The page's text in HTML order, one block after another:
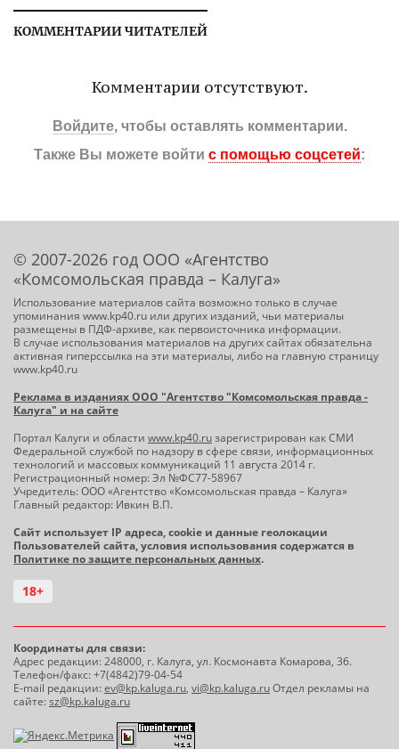
КОММЕНТАРИИ ЧИТАТЕЛЕЙ
Комментарии отсутствуют.
Войдите, чтобы оставлять комментарии.
Также Вы можете войти с помощью соцсетей:
© 2007-2026 год ООО «Агентство
«Комсомольская правда – Калуга»
Использование материалов сайта возможно только в случае
упоминания www.kp40.ru или других изданий, чьи материалы
размещены в ПДФ-архиве, как первоисточника информации.
В случае использования материалов на других сайтах обязательна
активная гиперссылка на эти материалы, либо на главную страницу
www.kp40.ru
Реклама в изданиях ООО "Агентство "Комсомольская правда -
Калуга" и на сайте
Портал Калуги и области www.kp40.ruзарегистрирован как СМИ
Федеральной службой по надзору в сфере связи, информационных
технологий и массовых коммуникаций 11 августа 2014 г.
Регистрационный номер: Эл №ФС77-58967
Учредитель: ООО «Агентство «Комсомольская правда – Калуга»
Главный редактор: Ивкин В.П.
Сайт использует IP адреса, cookie и данные геолокации
Пользователей сайта, условия использования содержатся в
Политике по защите персональных данных.
18+
Координаты для связи:
Адрес редакции: 248000, г. Калуга, ул. Космонавта Комарова, 36.
Телефон/факс: +7(4842)79-04-54
E-mail редакции:ev@kp.kaluga.ru, vi@kp.kaluga.ruОтдел рекламы на
сайте:sz@kp.kaluga.ru